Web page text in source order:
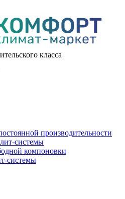
класса
производительности
системы
компоновки
системы